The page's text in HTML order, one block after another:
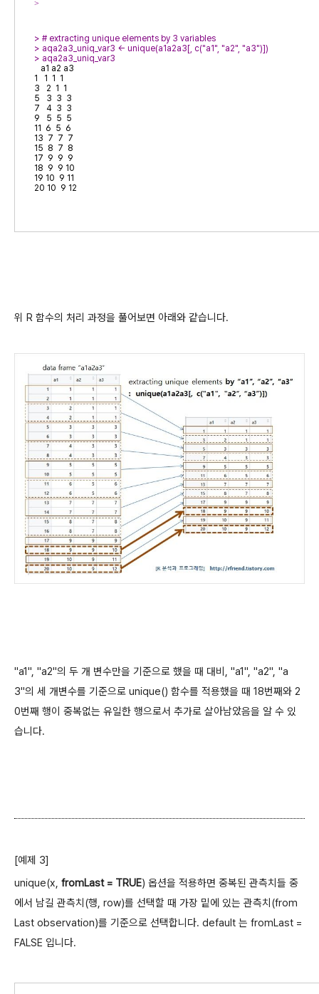
>
> # extracting unique elements by 3 variables
>
>
1   1  1  1
3   2  1  1
5   3  3  3
7   4  3  3
9   5  5  5
11  6  5  6
13  7  7  7
15  8  7  8
17  9  9  9
18  9  9 10
19 10  9 11
20 10  9 12
위 R 함수의 처리 과정을 풀어보면 아래와 같습니다.
"a1", "a2"의 두 개 변수만을 기준으로 했을 때 대비, "a1", "a2", "a
3"의 세 개변수를 기준으로 unique() 함수를 적용했을 때 18번째와 2
0번째 행이 중복없는 유일한 행으로서 추가로 살아남았음을 알 수 있
습니다.
[예제 3]
unique(x, fromLast = TRUE) 옵션을 적용하면 중복된 관측치들 중
에서 남길 관측치(행, row)를 선택할 때 가장 밑에 있는 관측치(from
Last observation)를 기준으로 선택합니다. default 는 fromLast =
FALSE 입니다.